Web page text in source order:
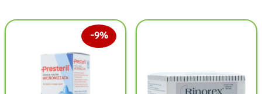
carrello
9%